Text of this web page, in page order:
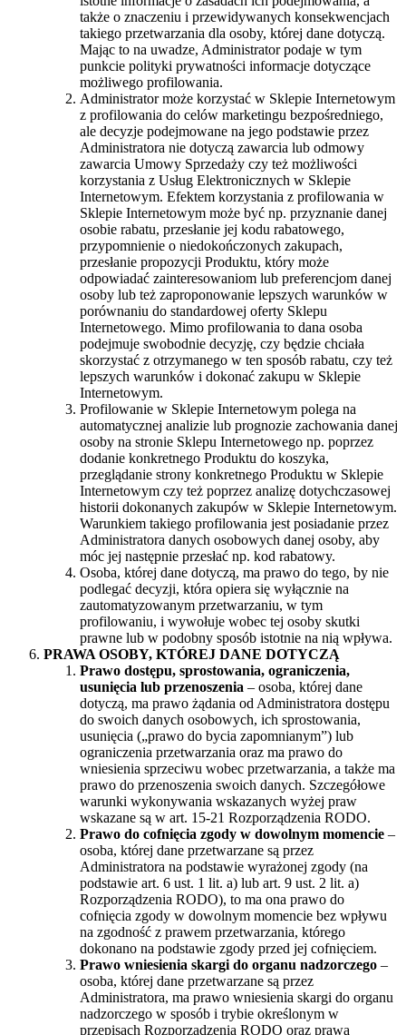
także o znaczeniu i przewidywanych konsekwencjach
takiego przetwarzania dla osoby, której dane dotyczą.
Mając to na uwadze, Administrator podaje w tym
punkcie polityki prywatności informacje dotyczące
możliwego profilowania.
Administrator może korzystać w Sklepie Internetowym
z profilowania do celów marketingu bezpośredniego,
ale decyzje podejmowane na jego podstawie przez
Administratora nie dotyczą zawarcia lub odmowy
zawarcia Umowy Sprzedaży czy też możliwości
korzystania z Usług Elektronicznych w Sklepie
Internetowym. Efektem korzystania z profilowania w
Sklepie Internetowym może być np. przyznanie danej
osobie rabatu, przesłanie jej kodu rabatowego,
przypomnienie o niedokończonych zakupach,
przesłanie propozycji Produktu, który może
odpowiadać zainteresowaniom lub preferencjom danej
osoby lub też zaproponowanie lepszych warunków w
porównaniu do standardowej oferty Sklepu
Internetowego. Mimo profilowania to dana osoba
podejmuje swobodnie decyzję, czy będzie chciała
skorzystać z otrzymanego w ten sposób rabatu, czy też
lepszych warunków i dokonać zakupu w Sklepie
Internetowym.
Profilowanie w Sklepie Internetowym polega na
automatycznej analizie lub prognozie zachowania danej
osoby na stronie Sklepu Internetowego np. poprzez
dodanie konkretnego Produktu do koszyka,
przeglądanie strony konkretnego Produktu w Sklepie
Internetowym czy też poprzez analizę dotychczasowej
historii dokonanych zakupów w Sklepie Internetowym.
Warunkiem takiego profilowania jest posiadanie przez
Administratora danych osobowych danej osoby, aby
móc jej następnie przesłać np. kod rabatowy.
Osoba, której dane dotyczą, ma prawo do tego, by nie
podlegać decyzji, która opiera się wyłącznie na
zautomatyzowanym przetwarzaniu, w tym
profilowaniu, i wywołuje wobec tej osoby skutki
prawne lub w podobny sposób istotnie na nią wpływa.
PRAWA OSOBY, KTÓREJ DANE DOTYCZĄ
Prawo dostępu, sprostowania, ograniczenia,
usunięcia lub przenoszenia – osoba, której dane
dotyczą, ma prawo żądania od Administratora dostępu
do swoich danych osobowych, ich sprostowania,
usunięcia („prawo do bycia zapomnianym”) lub
ograniczenia przetwarzania oraz ma prawo do
wniesienia sprzeciwu wobec przetwarzania, a także ma
prawo do przenoszenia swoich danych. Szczegółowe
warunki wykonywania wskazanych wyżej praw
wskazane są w art. 15-21 Rozporządzenia RODO.
Prawo do cofnięcia zgody w dowolnym momencie –
osoba, której dane przetwarzane są przez
Administratora na podstawie wyrażonej zgody (na
podstawie art. 6 ust. 1 lit. a) lub art. 9 ust. 2 lit. a)
Rozporządzenia RODO), to ma ona prawo do
cofnięcia zgody w dowolnym momencie bez wpływu
na zgodność z prawem przetwarzania, którego
dokonano na podstawie zgody przed jej cofnięciem.
Prawo wniesienia skargi do organu nadzorczego –
osoba, której dane przetwarzane są przez
Administratora, ma prawo wniesienia skargi do organu
nadzorczego w sposób i trybie określonym w
przepisach Rozporządzenia RODO oraz prawa